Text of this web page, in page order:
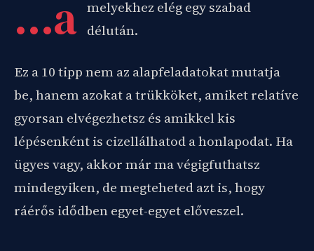
…a melyekhez elég egy szabad
délután.
Ez a 10 tipp nem az alapfeladatokat mutatja
be, hanem azokat a trükköket, amiket relatíve
gyorsan elvégezhetsz és amikkel kis
lépésenként is cizellálhatod a honlapodat. Ha
ügyes vagy, akkor már ma végigfuthatsz
mindegyiken, de megteheted azt is, hogy
ráérős idődben egyet-egyet előveszel.